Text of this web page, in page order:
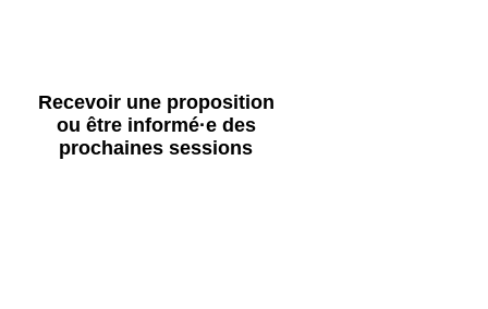
Recevoir une proposition
ou être informé·e des
prochaines sessions